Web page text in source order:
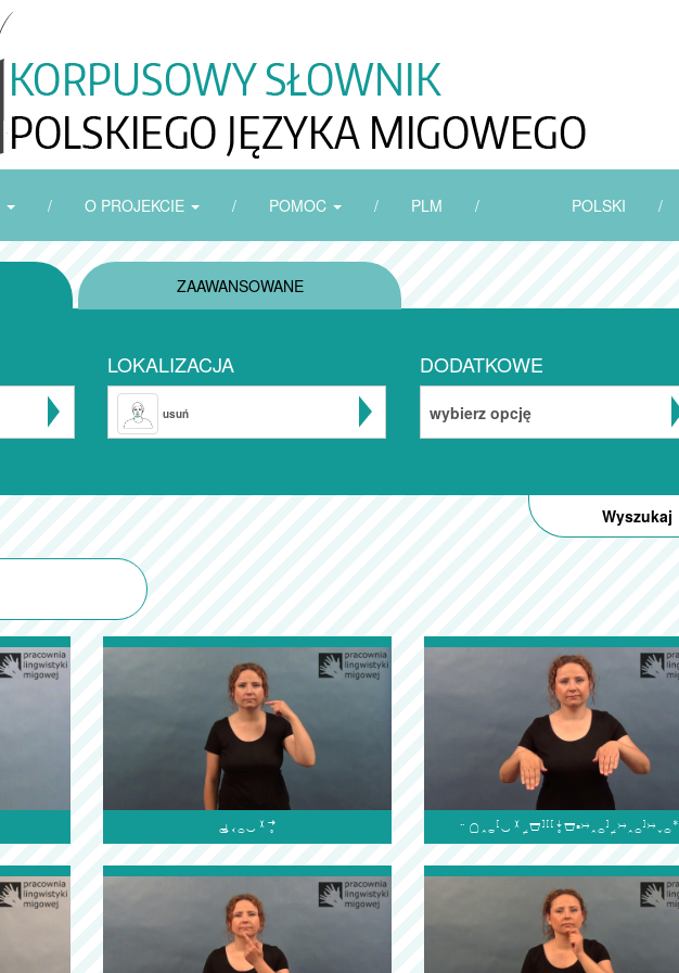
/ O PROJEKCIE / POMOC / PLM / POLSKI /
ZAAWANSOWANE
LOKALIZACJA
usuń
DODATKOWE
wybierz opcję
 